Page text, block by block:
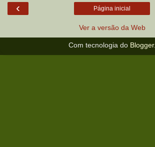
‹ Página inicial
Ver a versão da Web
Com tecnologia do Blogger.